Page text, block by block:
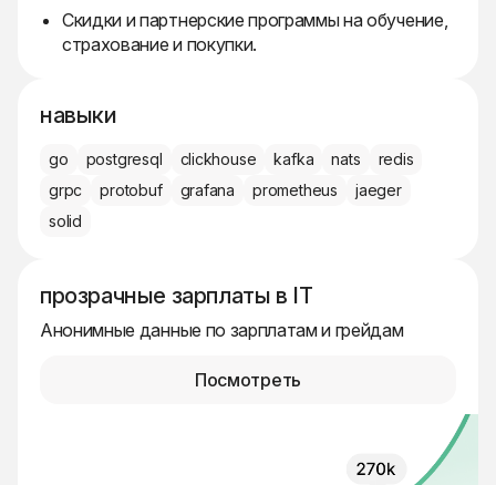
Скидки и партнерские программы на обучение,
страхование и покупки.
навыки
go postgresql clickhouse kafka nats
redis
grpc
protobuf grafana prometheus
jaeger
solid
прозрачные зарплаты в IT
Анонимные данные по зарплатам и грейдам
Посмотреть